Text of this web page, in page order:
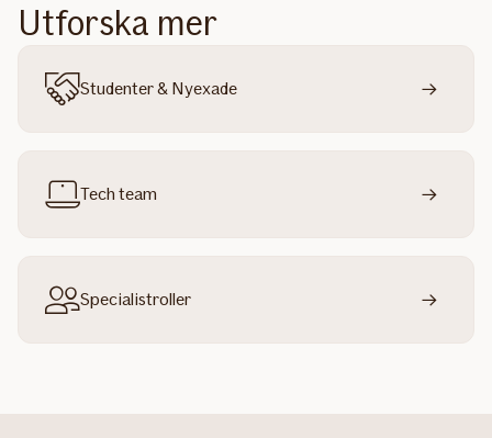
Utforska mer
Studenter & Nyexade
Tech team
Specialistroller